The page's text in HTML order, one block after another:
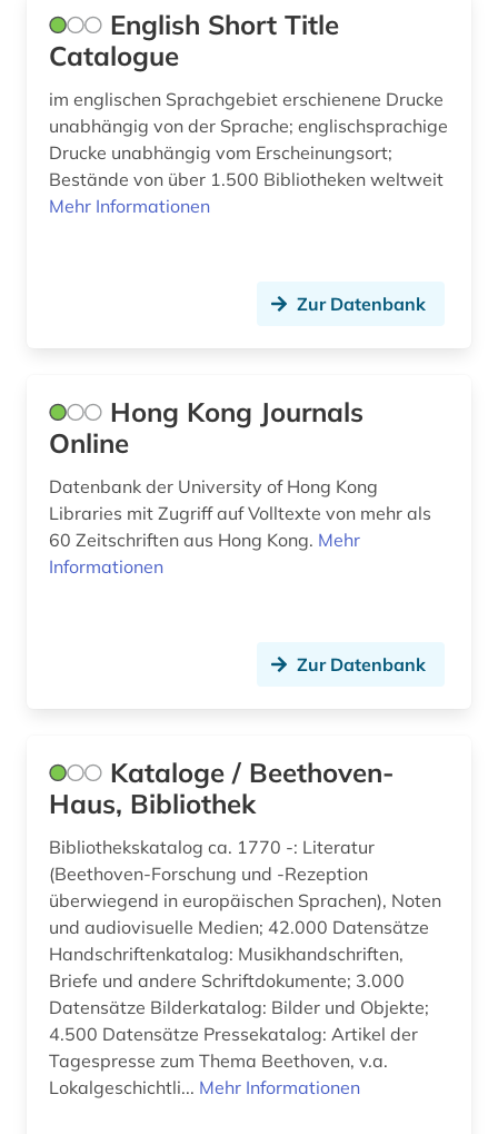
geschichte 1920- (1)
geschichte <1548-> (1)
geschichte <1700-1800> (1)
gesetzesrecht (1)
gotha (1)
graphische sammlung albertina (1)
graubünden (1)
hans-jochen vogel (1)
hebraistik (2)
hebräisch (1)
heidelberger akademie der wissenschaften
(1)
helmut schmidt (1)
hessen (1)
hispanistik (5)
English Short Title
Catalogue
im englischen Sprachgebiet erschienene Drucke
unabhängig von der Sprache; englischsprachige
Drucke unabhängig vom Erscheinungsort;
Bestände von über 1.500 Bibliotheken weltweit
Mehr Informationen
Zur Datenbank
Hong Kong Journals
Online
Datenbank der University of Hong Kong
Libraries mit Zugriff auf Volltexte von mehr als
60 Zeitschriften aus Hong Kong. Mehr
Informationen
Zur Datenbank
Kataloge / Beethoven-
Haus, Bibliothek
Bibliothekskatalog ca. 1770 -: Literatur
(Beethoven-Forschung und -Rezeption
überwiegend in europäischen Sprachen), Noten
und audiovisuelle Medien; 42.000 Datensätze
Handschriftenkatalog: Musikhandschriften,
Briefe und andere Schriftdokumente; 3.000
Datensätze Bilderkatalog: Bilder und Objekte;
4.500 Datensätze Pressekatalog: Artikel der
Tagespresse zum Thema Beethoven, v.a.
Lokalgeschichtli... Mehr Informationen